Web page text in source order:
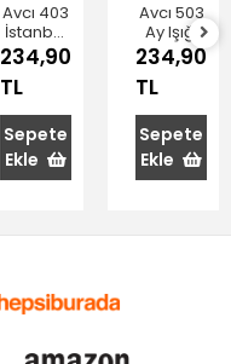
Avcı 403
İstanbul
Tatlı
Kaşığı
14,5 cm
6'lı
234,90
TL
Sepete
Ekle
Avcı 503
Ay Işığı
Tatlı
Kaşığı
14,5 cm
6'lı
234,90
TL
Sepete
Ekle